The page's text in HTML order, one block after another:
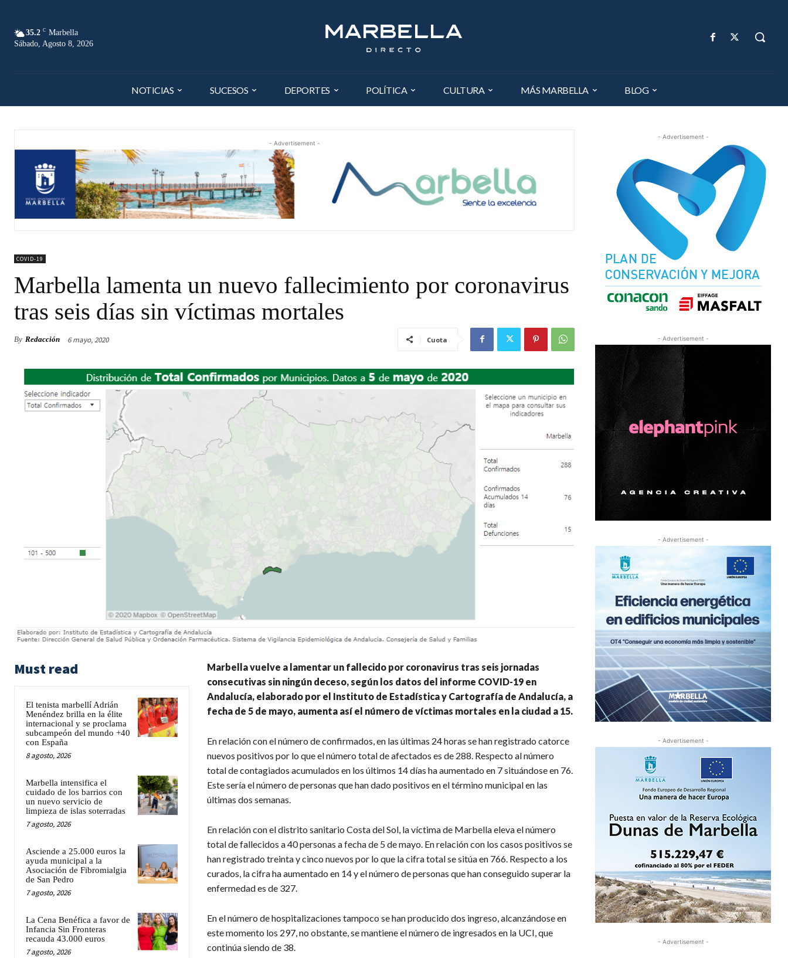
35.2 C Marbella
Sábado, Agosto 8, 2026
NOTICIAS SUCESOS DEPORTES POLÍTICA CULTURA MÁS MARBELLA BLOG
- Advertisement -
COVID-19
Marbella lamenta un nuevo fallecimiento por coronavirus
tras seis días sin víctimas mortales
By Redacción 6 mayo, 2020 Cuota
Must read
El tenista marbellí Adrián
Menéndez brilla en la élite
internacional y se proclama
subcampeón del mundo +40
con España
8 agosto, 2026
Marbella intensifica el
cuidado de los barrios con
un nuevo servicio de
limpieza de islas soterradas
7 agosto, 2026
Asciende a 25.000 euros la
ayuda municipal a la
Asociación de Fibromialgia
de San Pedro
7 agosto, 2026
La Cena Benéfica a favor de
Infancia Sin Fronteras
recauda 43.000 euros
7 agosto, 2026
Marbella vuelve a lamentar un fallecido por coronavirus tras seis jornadas
consecutivas sin ningún deceso, según los datos del informe COVID-19 en
Andalucía, elaborado por el Instituto de Estadística y Cartografía de Andalucía, a
fecha de 5 de mayo, aumenta así el número de víctimas mortales en la ciudad a 15.
En relación con el número de confirmados, en las últimas 24 horas se han registrado catorce
nuevos positivos por lo que el número total de afectados es de 288. Respecto al número
total de contagiados acumulados en los últimos 14 días ha aumentado en 7 situándose en 76.
Este sería el número de personas que han dado positivos en el término municipal en las
últimas dos semanas.
En relación con el distrito sanitario Costa del Sol, la víctima de Marbella eleva el número
total de fallecidos a 40 personas a fecha de 5 de mayo. En relación con los casos positivos se
han registrado treinta y cinco nuevos por lo que la cifra total se sitúa en 766. Respecto a los
curados, la cifra ha aumentado en 14 y el número de personas que han conseguido superar la
enfermedad es de 327.
En el número de hospitalizaciones tampoco se han producido dos ingreso, alcanzándose en
este momento los 297, no obstante, se mantiene el número de ingresados en la UCI, que
continúa siendo de 38.
- Advertisement -
- Advertisement -
- Advertisement -
- Advertisement -
- Advertisement -